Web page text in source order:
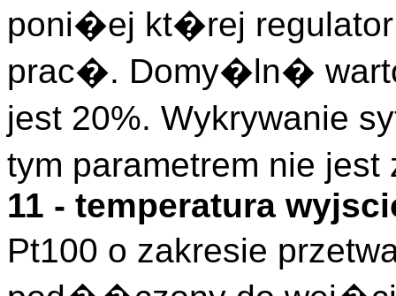
poni�ej kt�rej
prac�. Domy�ln�
jest 20%. Wykrywanie
tym parametrem nie
11 - temperatura
Pt100 o zakresie